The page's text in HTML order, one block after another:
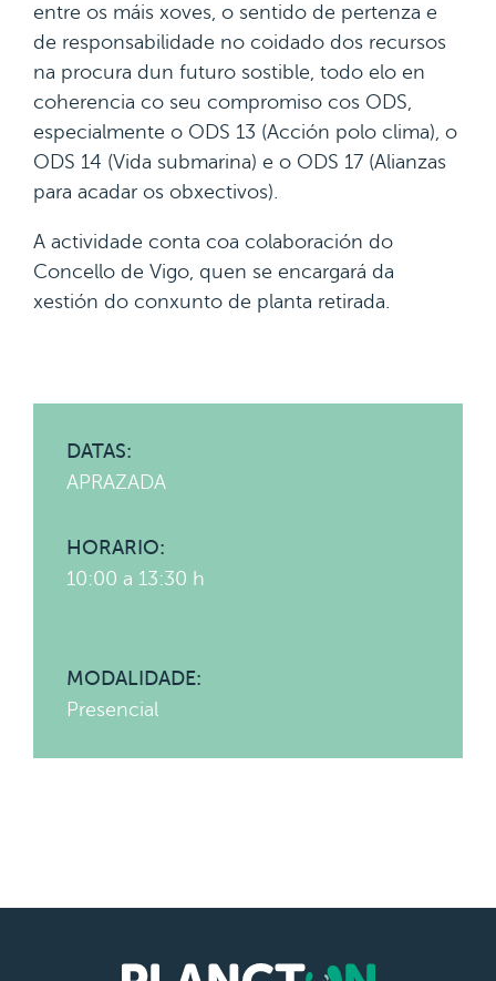
entre os máis xoves, o sentido de pertenza e
de responsabilidade no coidado dos recursos
na procura dun futuro sostible, todo elo en
coherencia co seu compromiso cos ODS,
especialmente o ODS 13 (Acción polo clima), o
ODS 14 (Vida submarina) e o ODS 17 (Alianzas
para acadar os obxectivos).
A actividade conta coa colaboración do
Concello de Vigo, quen se encargará da
xestión do conxunto de planta retirada.
DATAS:
APRAZADA
HORARIO:
10:00 a 13:30 h
MODALIDADE:
Presencial